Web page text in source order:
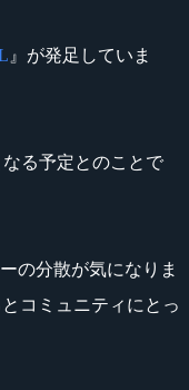
』が発足していま
る予定とのことで
の分散が気になりま
コミュニティにとっ